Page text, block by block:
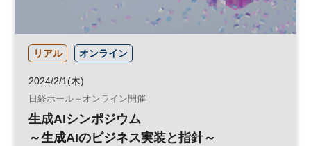
リアル オンライン
2024/2/1(木)
日経ホール＋オンライン開催
生成AIシンポジウム
～生成AIのビジネス実装と指針～